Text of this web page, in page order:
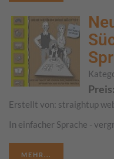
Preis:
Erstellt von: straightup
In einfacher Sprache -
MEHR...